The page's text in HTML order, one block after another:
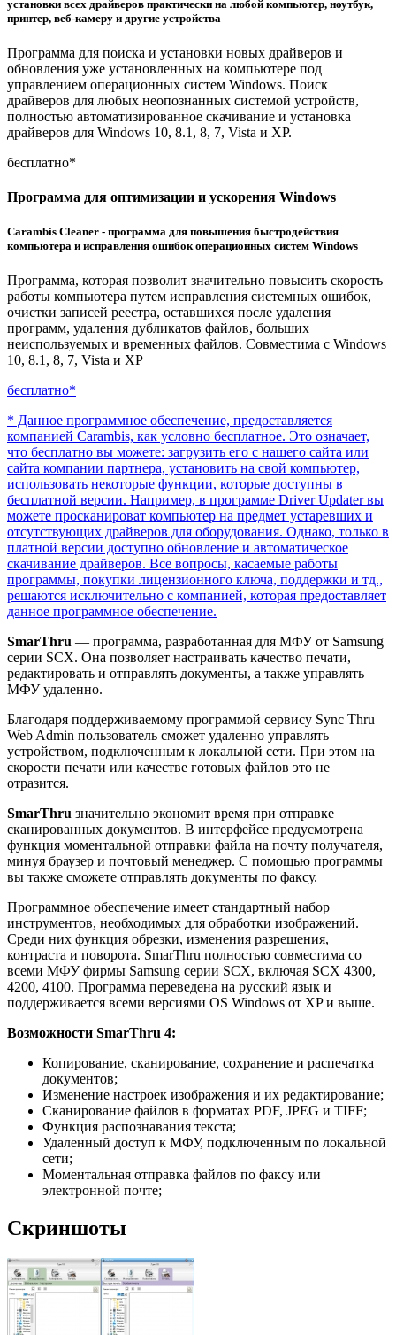
установки всех драйверов практически на любой компьютер, ноутбук,
принтер, веб-камеру и другие устройства
Программа для поиска и установки новых драйверов и
обновления уже установленных на компьютере под
управлением операционных систем Windows. Поиск
драйверов для любых неопознанных системой устройств,
полностью автоматизированное скачивание и установка
драйверов для Windows 10, 8.1, 8, 7, Vista и XP.
бесплатно*
Программа для оптимизации и ускорения Windows
Carambis Cleaner - программа для повышения быстродействия
компьютера и исправления ошибок операционных систем Windows
Программа, которая позволит значительно повысить скорость
работы компьютера путем исправления системных ошибок,
очистки записей реестра, оставшихся после удаления
программ, удаления дубликатов файлов, больших
неиспользуемых и временных файлов. Совместима с Windows
10, 8.1, 8, 7, Vista и XP
бесплатно*
* Данное программное обеспечение, предоставляется
компанией Carambis, как условно бесплатное. Это означает,
что бесплатно вы можете: загрузить его с нашего сайта или
сайта компании партнера, установить на свой компьютер,
использовать некоторые функции, которые доступны в
бесплатной версии. Например, в программе Driver Updater вы
можете просканироват компьютер на предмет устаревших и
отсутствующих драйверов для оборудования. Однако, только в
платной версии доступно обновление и автоматическое
скачивание драйверов. Все вопросы, касаемые работы
программы, покупки лицензионного ключа, поддержки и тд.,
решаются исключительно с компанией, которая предоставляет
данное программное обеспечение.
SmarThru — программа, разработанная для МФУ от Samsung
серии SCX. Она позволяет настраивать качество печати,
редактировать и отправлять документы, а также управлять
МФУ удаленно.
Благодаря поддерживаемому программой сервису Sync Thru
Web Admin пользователь сможет удаленно управлять
устройством, подключенным к локальной сети. При этом на
скорости печати или качестве готовых файлов это не
отразится.
SmarThru значительно экономит время при отправке
сканированных документов. В интерфейсе предусмотрена
функция моментальной отправки файла на почту получателя,
минуя браузер и почтовый менеджер. С помощью программы
вы также сможете отправлять документы по факсу.
Программное обеспечение имеет стандартный набор
инструментов, необходимых для обработки изображений.
Среди них функция обрезки, изменения разрешения,
контраста и поворота. SmarThru полностью совместима со
всеми МФУ фирмы Samsung серии SCX, включая SCX 4300,
4200, 4100. Программа переведена на русский язык и
поддерживается всеми версиями OS Windows от XP и выше.
Возможности SmarThru 4:
Копирование, сканирование, сохранение и распечатка
документов;
Изменение настроек изображения и их редактирование;
Сканирование файлов в форматах PDF, JPEG и TIFF;
Функция распознавания текста;
Удаленный доступ к МФУ, подключенным по локальной
сети;
Моментальная отправка файлов по факсу или
электронной почте;
Скриншоты